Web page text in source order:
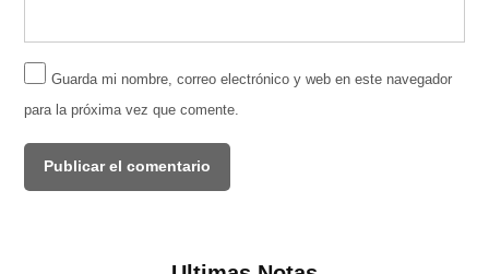
Guarda mi nombre, correo electrónico y web en este navegador
para la próxima vez que comente.